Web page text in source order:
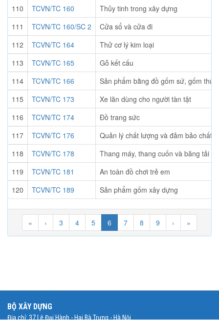
110
TCVN/TC 160
Thủy tinh trong xây dựng
111
TCVN/TC 160/SC 2
Cửa sổ và cửa đi
112
TCVN/TC 164
Thử cơ lý kim loại
113
TCVN/TC 165
Gỗ kết cấu
114
TCVN/TC 166
Sản phẩm bằng đồ gốm sứ, gốm
115
TCVN/TC 173
Xe lăn dùng cho người tàn tật
116
TCVN/TC 174
Đồ trang sức
117
TCVN/TC 176
Quản lý chất lượng và đảm bảo chất
118
TCVN/TC 178
Thang máy, thang cuốn và băng tải
119
TCVN/TC 181
An toàn đồ chơi trẻ em
120
TCVN/TC 189 Sản phẩm gốm xây dựng
« ‹ 3 4 5 6 7 8 9 › »
BỘ XÂY DỰNG
Địa chỉ: 37 Lê Đại Hành - Hai Bà Trưng - Hà Nội